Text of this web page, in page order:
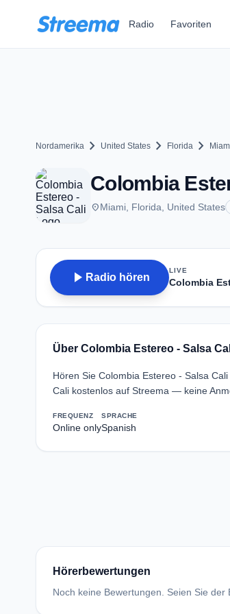
Radio Favoriten
Nordamerika chevron_right United States chevron_right Florida chevron_right
Colombia
placeMiami, Florida, United States
play_arrow Radio hören
LIVE
Colombia
Über Colombia Estereo - Salsa
Hören Sie Colombia Estereo - Salsa
Cali kostenlos auf Streema — keine
FREQUENZ
Online only
SPRACHE
Spanish
Hörerbewertungen
Noch keine Bewertungen. Seien Sie